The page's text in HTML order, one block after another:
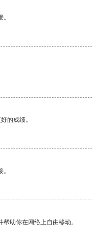
的成绩。
助你在网络上自由移动。